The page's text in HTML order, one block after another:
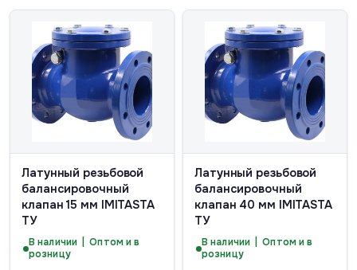
Латунный резьбовой
балансировочный
клапан 15 мм IMITASTA
ТУ
В наличии | Оптом и в
розницу
Латунный резьбовой
балансировочный
клапан 40 мм IMITASTA
ТУ
В наличии | Оптом и в
розницу